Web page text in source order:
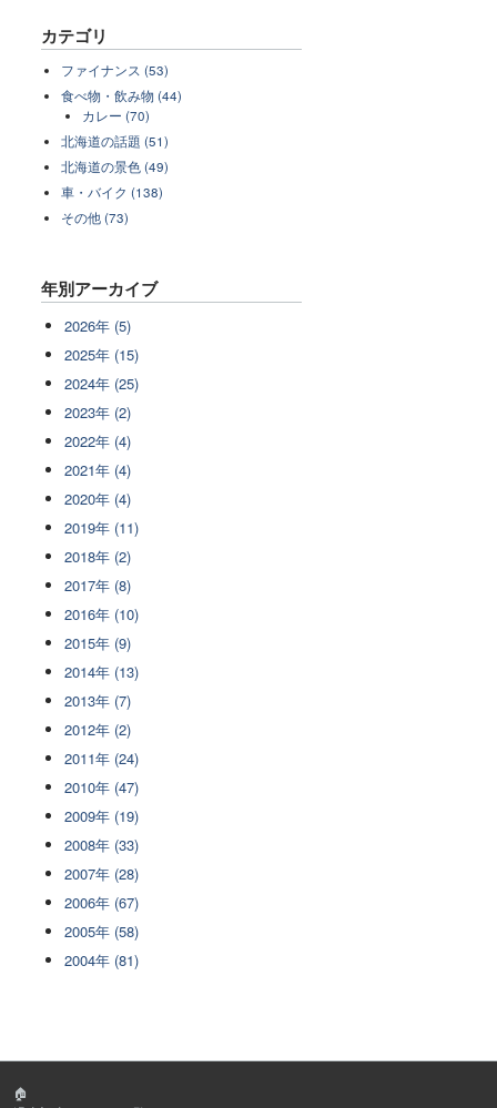
カテゴリ
ファイナンス (53)
食べ物・飲み物 (44)
カレー (70)
北海道の話題 (51)
北海道の景色 (49)
車・バイク (138)
その他 (73)
年別アーカイブ
2026年 (5)
2025年 (15)
2024年 (25)
2023年 (2)
2022年 (4)
2021年 (4)
2020年 (4)
2019年 (11)
2018年 (2)
2017年 (8)
2016年 (10)
2015年 (9)
2014年 (13)
2013年 (7)
2012年 (2)
2011年 (24)
2010年 (47)
2009年 (19)
2008年 (33)
2007年 (28)
2006年 (67)
2005年 (58)
2004年 (81)
🏠